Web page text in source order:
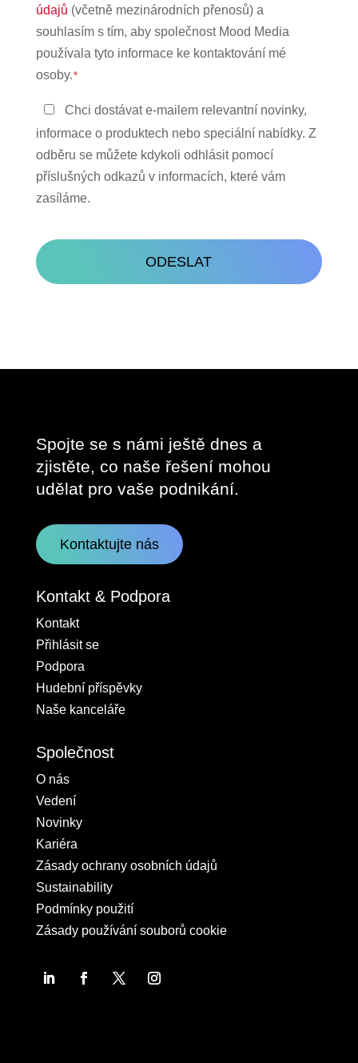
osobních
údajů
*
údajů (včetně mezinárodních přenosů) a
souhlasím s tím, aby společnost Mood Media
používala tyto informace ke kontaktování mé
osoby.*
Zůstaňte
v
kontaktu
Chci dostávat e-mailem relevantní novinky,
informace o produktech nebo speciální nabídky. Z
odběru se můžete kdykoli odhlásit pomocí
příslušných odkazů v informacích, které vám
zasíláme.
Spojte se s námi ještě dnes a
zjistěte, co naše řešení mohou
udělat pro vaše podnikání.
Kontaktujte nás
Kontakt & Podpora
Kontakt
Přihlásit se
Podpora
Hudební příspěvky
Naše kanceláře
Společnost
O nás
Vedení
Novinky
Kariéra
Zásady ochrany osobních údajů
Sustainability
Podmínky použití
Zásady používání souborů cookie